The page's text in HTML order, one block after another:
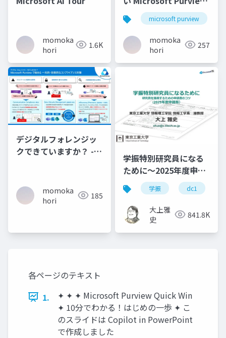
momoka
hori
1.6K
概念図microsoft purview
momoka
hori
257
デジタルフォレンジッ
クできていますか？ -
ンス対策momoka
hori
185
学振特別研究員になる
ために～2025年度申請
版
学振 dc1
大上雅
史
841.8K
各ページのテキスト
1.
✦ ✦ ✦ Microsoft Purview Quick Win
✦ 10分でわかる！はじめの一歩 ✦ こ
のスライドは Copilot in PowerPoint
で作成しました